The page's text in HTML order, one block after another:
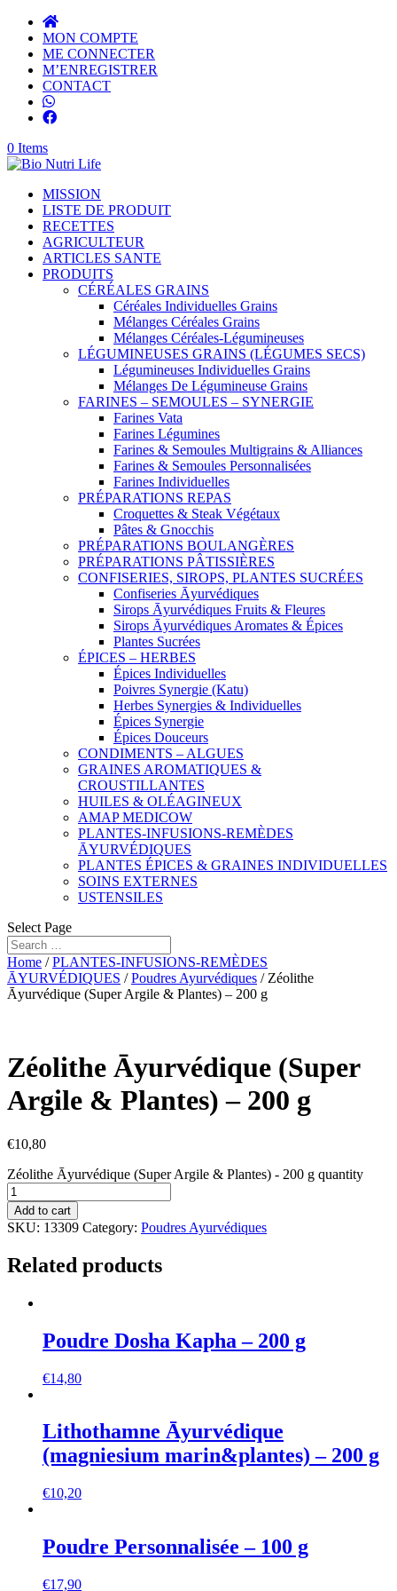
MON COMPTE
ME CONNECTER
M’ENREGISTRER
CONTACT
0 Items
MISSION
LISTE DE PRODUIT
RECETTES
AGRICULTEUR
ARTICLES SANTE
PRODUITS
CÉRÉALES GRAINS
Céréales Individuelles Grains
Mélanges Céréales Grains
Mélanges Céréales-Légumineuses
LÉGUMINEUSES GRAINS (LÉGUMES SECS)
Légumineuses Individuelles Grains
Mélanges De Légumineuse Grains
FARINES – SEMOULES – SYNERGIE
Farines Vata
Farines Légumines
Farines & Semoules Multigrains & Alliances
Farines & Semoules Personnalisées
Farines Individuelles
PRÉPARATIONS REPAS
Croquettes & Steak Végétaux
Pâtes & Gnocchis
PRÉPARATIONS BOULANGÈRES
PRÉPARATIONS PÂTISSIÈRES
CONFISERIES, SIROPS, PLANTES SUCRÉES
Confiseries Āyurvédiques
Sirops Āyurvédiques Fruits & Fleures
Sirops Āyurvédiques Aromates & Épices
Plantes Sucrées
ÉPICES – HERBES
Épices Individuelles
Poivres Synergie (Katu)
Herbes Synergies & Individuelles
Épices Synergie
Épices Douceurs
CONDIMENTS – ALGUES
GRAINES AROMATIQUES &
CROUSTILLANTES
HUILES & OLÉAGINEUX
AMAP MEDICOW
PLANTES-INFUSIONS-REMÈDES
ĀYURVÉDIQUES
PLANTES ÉPICES & GRAINES INDIVIDUELLES
SOINS EXTERNES
USTENSILES
Select Page
Home /PLANTES-INFUSIONS-REMÈDES
ĀYURVÉDIQUES /Poudres Ayurvédiques / Zéolithe
Āyurvédique (Super Argile & Plantes) – 200 g
Zéolithe Āyurvédique (Super
Argile & Plantes) – 200 g
€10,80
Zéolithe Āyurvédique (Super Argile & Plantes) - 200 g quantity
Add to cart
SKU: 13309 Category: Poudres Ayurvédiques
Related products
Poudre Dosha Kapha – 200 g
€14,80
Lithothamne Āyurvédique
(magniesium marin&plantes) – 200 g
€10,20
Poudre Personnalisée – 100 g
€17,90